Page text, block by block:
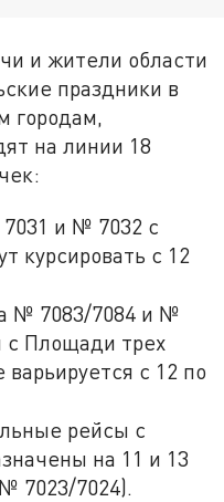
и жители области
праздники в
городам,
на линии 18
и № 7032 с
курсировать с 12
№ 7083/7084 и №
с Площади трех
варьируется с 12 по
рейсы с
на 11 и 13
7023/7024).